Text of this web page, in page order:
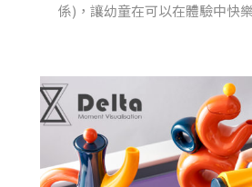
係)，讓幼童在可以在體驗中快